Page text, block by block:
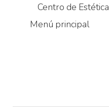
Centro de Estética
Menú principal